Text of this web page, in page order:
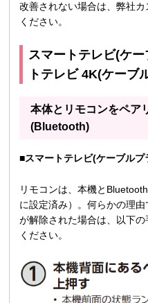
改善されない場合は、弊社
ください。
スマートテレビ(ケ
トテレビ 4K(ケーブ
本体とリモコンをペア
(Bluetooth)
■スマートテレビ(ケーブルプ
リモコンは、本機と
に設定済み）。何らかの理
が解除された場合は、以下
ください。